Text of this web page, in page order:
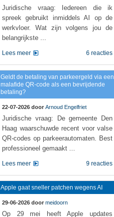
Juridische vraag: Iedereen die ik
spreek gebruikt inmiddels AI op de
werkvloer. Wat zijn volgens jou de
belangrijkste ...
6 reacties
Lees meer
Geldt de betaling van parkeergeld via een
malafide QR-code als een bevrijdende
betaling?
22-07-2026 door Arnoud Engelfriet
Juridische vraag: De gemeente Den
Haag waarschuwde recent voor valse
QR-codes op parkeerautomaten. Best
professioneel gemaakt ...
9 reacties
Lees meer
Apple gaat sneller patchen wegens AI
29-06-2026 door meidoorn
Op 29 mei heeft Apple updates